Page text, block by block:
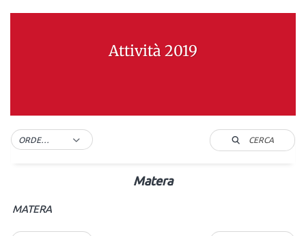
Attività 2019
ORDER BY DEFAULT CERCA
Matera
MATERA